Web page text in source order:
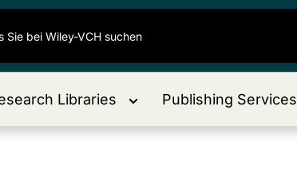
Libraries Publishing Services